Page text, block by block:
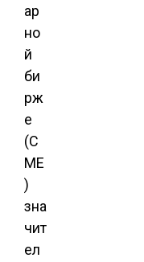
ар
но
й
би
рж
е
(C
ME
)
зна
чит
ел